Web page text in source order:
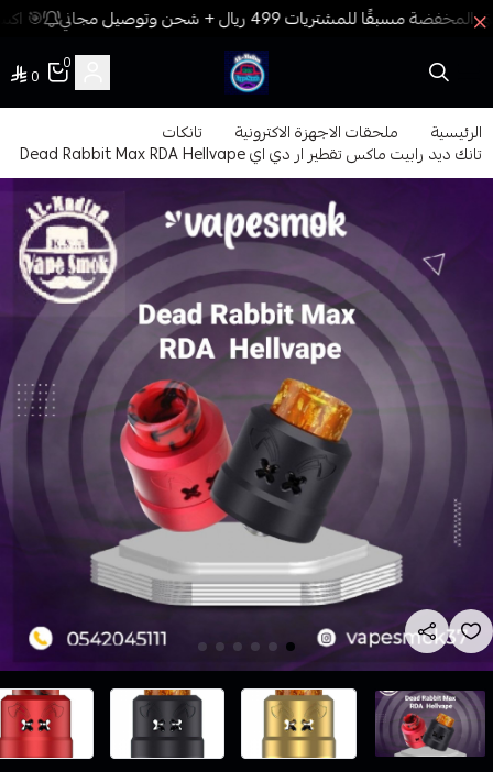
🎯
فيب المدينة
0
0
الرئيسية ملحقات الاجهزة الاكترونية تانكات
تانك ديد رابيت ماكس تقطير ار دي اي Dead Rabbit Max RDA Hellvape